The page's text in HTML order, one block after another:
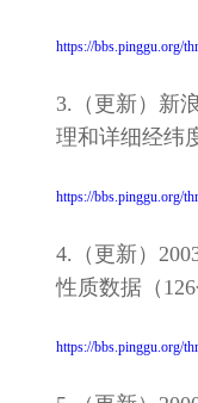
https://bbs.pinggu.org/
3.（更新）新
理和详细经纬
https://bbs.pinggu.org/
4.（更新）
性质数据（126
https://bbs.pinggu.org/